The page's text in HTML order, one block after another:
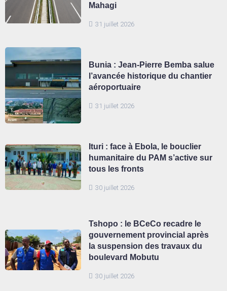
31 juillet 2026
Mahagi
31 juillet 2026
Bunia : Jean-Pierre Bemba salue
l’avancée historique du chantier
aéroportuaire
30 juillet 2026
Ituri : face à Ebola, le bouclier
humanitaire du PAM s’active sur
tous les fronts
30 juillet 2026
Tshopo : le BCeCo recadre le
gouvernement provincial après
la suspension des travaux du
boulevard Mobutu